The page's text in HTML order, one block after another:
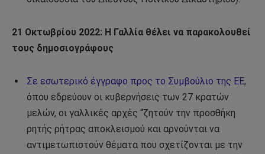
21 Οκτωβρίου 2022: Η Γαλλία θέλει να παρακολουθεί
τους δημοσιογράφους
Σε εσωτερικό έγγραφο προς το Συμβούλιο της ΕΕ,
όπου εδρεύουν οι κυβερνήσεις των 27 κρατών
μελών, οι γαλλικές αρχές “ζητούν την προσθήκη
ρητής ρήτρας αποκλεισμού και αρνούνται να
αντιμετωπιστούν θέματα που σχετίζονται με την